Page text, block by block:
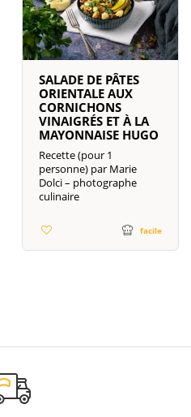
SALADE DE PÂTES
ORIENTALE AUX
CORNICHONS
VINAIGRÉS ET À LA
MAYONNAISE HUGO
Recette (pour 1
personne) par Marie
Dolci – photographe
culinaire
facile